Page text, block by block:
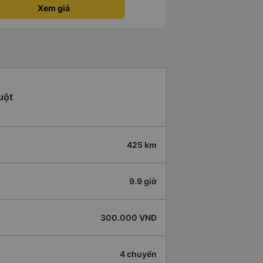
Xem giá
425 km
9.9 giờ
300.000 VNĐ
4 chuyến